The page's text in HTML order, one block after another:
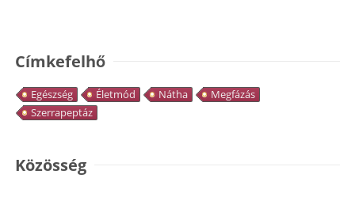
Címkefelhő
Egészség Életmód Nátha
Megfázás
Szerrapeptáz
Közösség